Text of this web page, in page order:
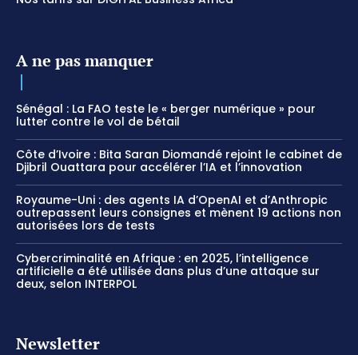
A ne pas manquer
Sénégal : La FAO teste le « berger numérique » pour
lutter contre le vol de bétail
Côte d’Ivoire : Bita Saran Diomandé rejoint le cabinet de
Djibril Ouattara pour accélérer l’IA et l’innovation
Royaume-Uni : des agents IA d’OpenAI et d’Anthropic
outrepassent leurs consignes et mènent 19 actions non
autorisées lors de tests
Cybercriminalité en Afrique : en 2025, l’intelligence
artificielle a été utilisée dans plus d’une attaque sur
deux, selon INTERPOL
Newsletter